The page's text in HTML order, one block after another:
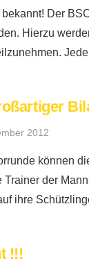
Der
Hierzu
2012
können
Trainer der
ihre
!!!